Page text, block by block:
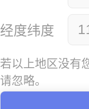
经度纬度
若以上地区没有
请忽略。